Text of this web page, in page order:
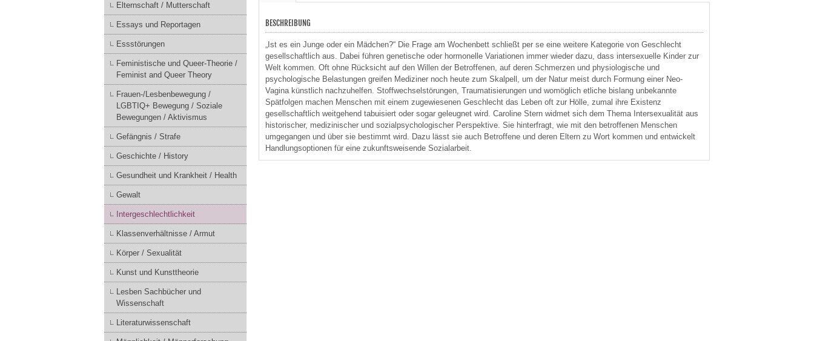
Elternschaft / Mutterschaft
Essays und Reportagen
Essstörungen
Feministische und Queer-Theorie /
Feminist and Queer Theory
Frauen-/Lesbenbewegung /
LGBTIQ+ Bewegung / Soziale
Bewegungen / Aktivismus
Gefängnis / Strafe
Geschichte / History
Gesundheit und Krankheit / Health
Gewalt
Intergeschlechtlichkeit
Klassenverhältnisse / Armut
Körper / Sexualität
Kunst und Kunsttheorie
Lesben Sachbücher und
Wissenschaft
Literaturwissenschaft
BESCHREIBUNG
„Ist es ein Junge oder ein Mädchen?“ Die Frage am Wochenbett schließt per se eine weitere Kategorie von Geschlecht
gesellschaftlich aus. Dabei führen genetische oder hormonelle Variationen immer wieder dazu, dass intersexuelle Kinder zur
Welt kommen. Oft ohne Rücksicht auf den Willen der Betroffenen, auf deren Schmerzen und physiologische und
psychologische Belastungen greifen Mediziner noch heute zum Skalpell, um der Natur meist durch Formung einer Neo-
Vagina künstlich nachzuhelfen. Stoffwechselstörungen, Traumatisierungen und womöglich etliche bislang unbekannte
Spätfolgen machen Menschen mit einem zugewiesenen Geschlecht das Leben oft zur Hölle, zumal ihre Existenz
gesellschaftlich weitgehend tabuisiert oder sogar geleugnet wird. Caroline Stern widmet sich dem Thema Intersexualität aus
historischer, medizinischer und sozialpsychologischer Perspektive. Sie hinterfragt, wie mit den betroffenen Menschen
umgegangen und über sie bestimmt wird. Dazu lässt sie auch Betroffene und deren Eltern zu Wort kommen und entwickelt
Handlungsoptionen für eine zukunftsweisende Sozialarbeit.